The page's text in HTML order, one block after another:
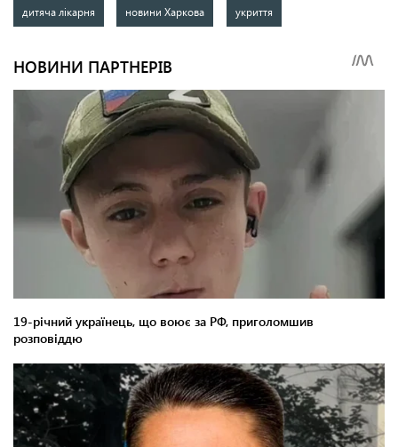
дитяча лікарня новини Харкова укриття